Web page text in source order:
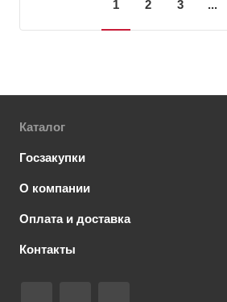
1 2 3 ...
Каталог
Госзакупки
О компании
Оплата и доставка
Контакты